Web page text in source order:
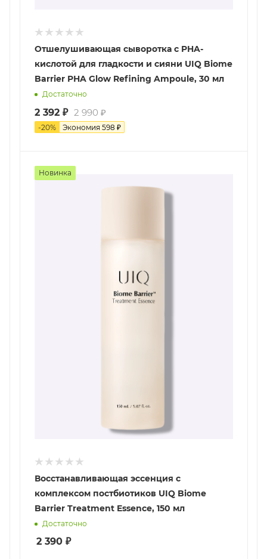
Отшелушивающая сыворотка с PHA-
кислотой для гладкости и сияни UIQ Biome
Barrier PHA Glow Refining Ampoule, 30 мл
Достаточно
2 392 ₽ 2 990 ₽
-20% Экономия 598 ₽
Новинка
Восстанавливающая эссенция с
комплексом постбиотиков UIQ Biome
Barrier Treatment Essence, 150 мл
Достаточно
2 390 ₽